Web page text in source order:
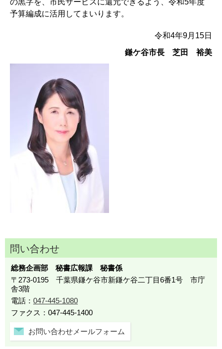
予算編成に活用してまいります。
令和4年9月15日
鎌ケ谷市長 芝田 裕美
問い合わせ
総務企画部 秘書広報課 秘書係
〒273-0195 千葉県鎌ケ谷市新鎌ケ谷二丁目6番1号 市庁
舎3階
電話： 047-445-1080
ファクス：047-445-1400
お問い合わせメールフォーム